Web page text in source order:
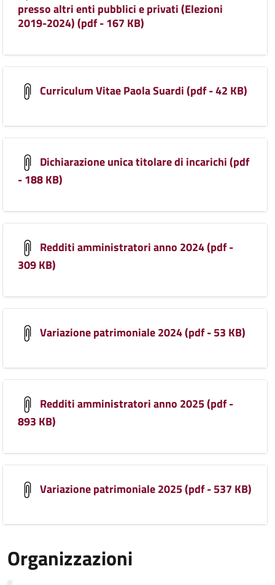
presso altri enti pubblici e privati (Elezioni
2019-2024) (pdf - 167 KB)
Curriculum Vitae Paola Suardi (pdf - 42 KB)
Dichiarazione unica titolare di incarichi (pdf
- 188 KB)
Redditi amministratori anno 2024 (pdf -
309 KB)
Variazione patrimoniale 2024 (pdf - 53 KB)
Redditi amministratori anno 2025 (pdf -
893 KB)
Variazione patrimoniale 2025 (pdf - 537 KB)
Organizzazioni